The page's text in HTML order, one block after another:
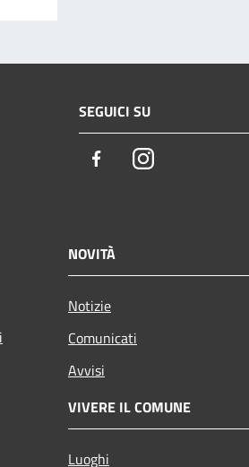
SEGUICI SU
FacebookInstagram
NOVITÀ
Notizie
Comunicati
Avvisi
VIVERE IL COMUNE
Luoghi